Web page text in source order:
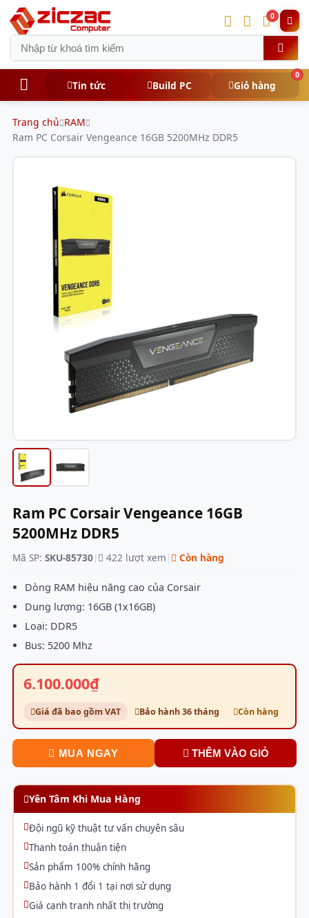
0
Tin tức Build PC Giỏ hàng
0
Trang chủ RAM
Ram PC Corsair Vengeance 16GB 5200MHz DDR5
Ram PC Corsair Vengeance 16GB
5200MHz DDR5
Mã SP: SKU-85730| 422 lượt xem | Còn hàng
Dòng RAM hiệu năng cao của Corsair
Dung lượng: 16GB (1x16GB)
Loại: DDR5
Bus: 5200 Mhz
6.100.000₫
Giá đã bao gồm VAT Bảo hành 36 tháng Còn hàng
MUA NGAY THÊM VÀO GIỎ
Yên Tâm Khi Mua Hàng
Đội ngũ kỹ thuật tư vấn chuyên sâu
Thanh toán thuận tiện
Sản phẩm 100% chính hãng
Bảo hành 1 đổi 1 tại nơi sử dụng
Giá cạnh tranh nhất thị trường